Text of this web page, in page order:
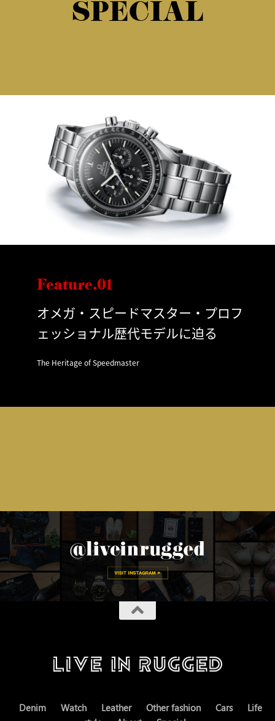
SPECIAL
Feature.01
オメガ・スピードマスター・プロフ
ェッショナル歴代モデルに迫る
The Heritage of Speedmaster
Denim Watch Leather Other fashion Cars
Life